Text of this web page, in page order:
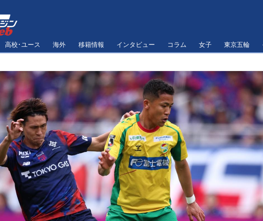
高校･ユース 海外 移籍情報 インタビュー コラム 女子 東京五輪